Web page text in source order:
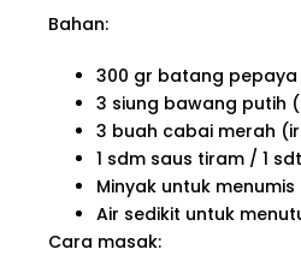
Bahan:
300 gr batang
3 siung bawang putih
3 buah cabai merah
1 sdm saus tiram / 1
Minyak untuk menumis
Air sedikit untuk
Cara masak: